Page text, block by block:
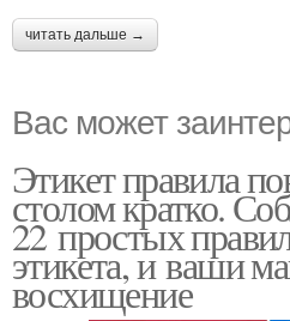
читать дальше →
Вас может
Этикет правила
столом кратко.
22 простых
этикета, и ваши
восхищение